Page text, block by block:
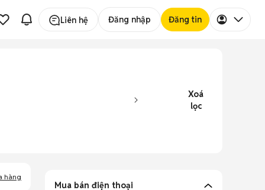
Liên hệ Đăng nhập Đăng tin
Xoá
lọc
hàng
Mua bán điện thoại